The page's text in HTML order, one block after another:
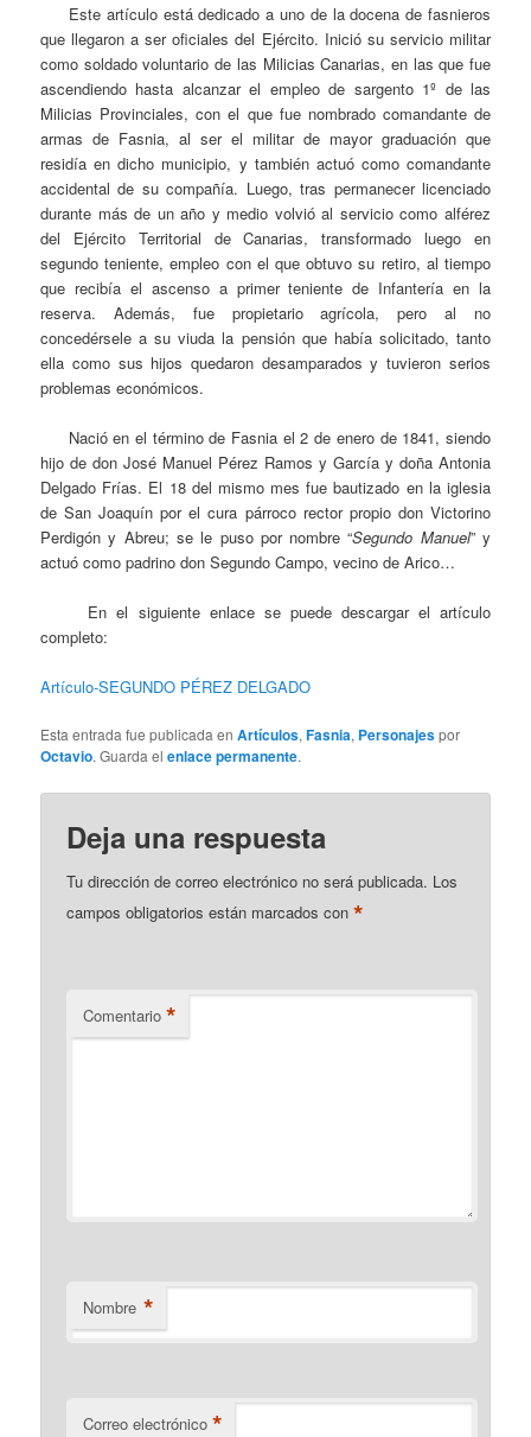
Este artículo está dedicado a uno de la docena de fasnieros
que llegaron a ser oficiales del Ejército. Inició su servicio militar
como soldado voluntario de las Milicias Canarias, en las que fue
ascendiendo hasta alcanzar el empleo de sargento 1º de las
Milicias Provinciales, con el que fue nombrado comandante de
armas de Fasnia, al ser el militar de mayor graduación que
residía en dicho municipio, y también actuó como comandante
accidental de su compañía. Luego, tras permanecer licenciado
durante más de un año y medio volvió al servicio como alférez
del Ejército Territorial de Canarias, transformado luego en
segundo teniente, empleo con el que obtuvo su retiro, al tiempo
que recibía el ascenso a primer teniente de Infantería en la
reserva. Además, fue propietario agrícola, pero al no
concedérsele a su viuda la pensión que había solicitado, tanto
ella como sus hijos quedaron desamparados y tuvieron serios
problemas económicos.
Nació en el término de Fasnia el 2 de enero de 1841, siendo
hijo de don José Manuel Pérez Ramos y García y doña Antonia
Delgado Frías. El 18 del mismo mes fue bautizado en la iglesia
de San Joaquín por el cura párroco rector propio don Victorino
Perdigón y Abreu; se le puso por nombre “Segundo Manuel” y
actuó como padrino don Segundo Campo, vecino de Arico…
En el siguiente enlace se puede descargar el artículo
completo:
Artículo-SEGUNDO PÉREZ DELGADO
Esta entrada fue publicada enArtículos,Fasnia, Personajespor
Octavio. Guarda elenlace permanente.
Deja una respuesta
Tu dirección de correo electrónico no será publicada. Los
campos obligatorios están marcados con*
Comentario *
Nombre *
Correo electrónico *